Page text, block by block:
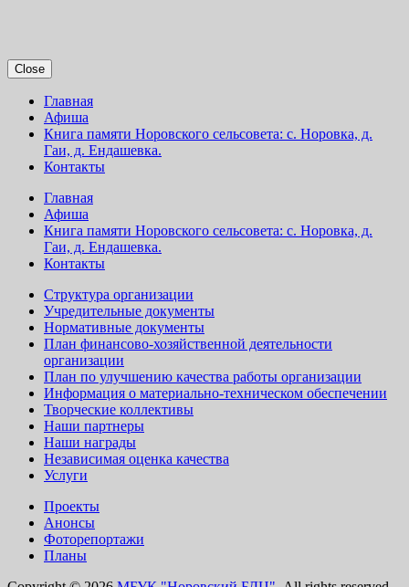
Close
Главная
Афиша
Книга памяти Норовского сельсовета: с. Норовка, д.
Гаи, д. Ендашевка.
Контакты
Главная
Афиша
Книга памяти Норовского сельсовета: с. Норовка, д.
Гаи, д. Ендашевка.
Контакты
Структура организации
Учредительные документы
Нормативные документы
План финансово-хозяйственной деятельности
организации
План по улучшению качества работы организации
Информация о материально-техническом обеспечении
Творческие коллективы
Наши партнеры
Наши награды
Независимая оценка качества
Услуги
Проекты
Анонсы
Фоторепортажи
Планы